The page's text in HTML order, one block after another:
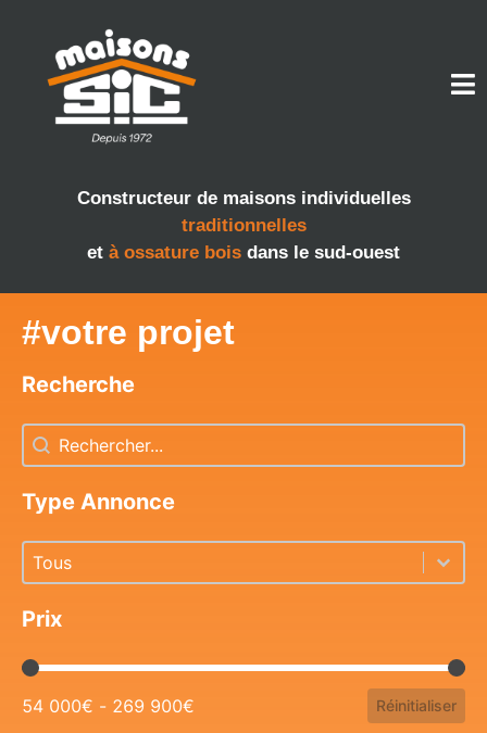
Constructeur de maisons individuelles
traditionnelles
et à ossature bois dans le sud-ouest
#votre projet
Recherche
Recherche
Recherche
Type Annonce
Type Annonce
Type Annonce
Type Annonce
Prix
Prix
54 000€ - 269 900€ Réinitialiser